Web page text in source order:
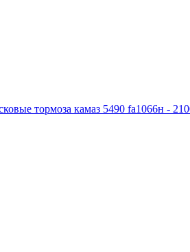
тормоза камаз 5490 fa1066н -